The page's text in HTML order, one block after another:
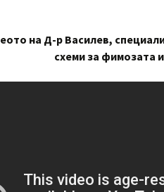
на Д-р Василев,
схеми за фимозата